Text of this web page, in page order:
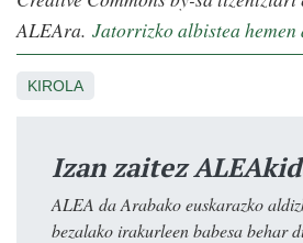
ALEAra. Jatorrizko albistea
KIROLA
Izan zaitez
ALEA da Arabako euskarazko
bezalako irakurleen babesa behar